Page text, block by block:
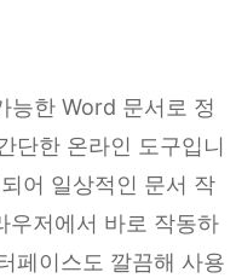
능한 Word 문서로 정
단한 온라인 도구입니
어 일상적인 문서 작
우저에서 바로 작동하
페이스도 깔끔해 사용